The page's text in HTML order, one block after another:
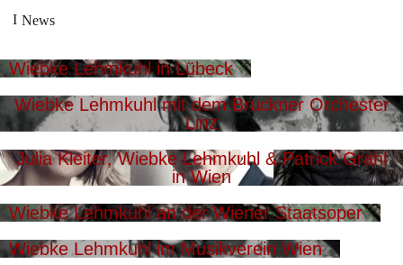
News
Wiebke Lehmkuhl in Lübeck
Wiebke Lehmkuhl mit dem Bruckner Orchester
Linz
Julia Kleiter, Wiebke Lehmkuhl & Patrick Grahl
in Wien
Wiebke Lehmkuhl an der Wiener Staatsoper
Wiebke Lehmkuhl im Musikverein Wien